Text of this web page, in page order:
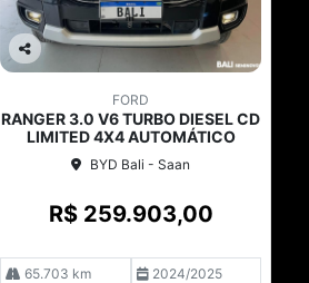
Co
lhe
FORD
RANGER 3.0 V6 TURBO DIESEL CD
LIMITED 4X4 AUTOMÁTICO
BYD Bali - Saan
R$ 259.903,00
65.703 km 2024/2025